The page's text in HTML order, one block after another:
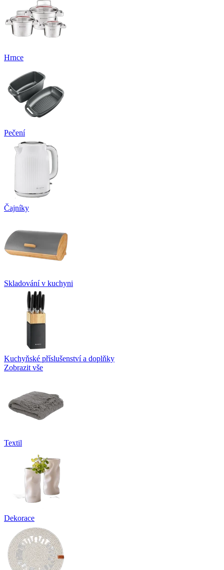
Hrnce
Pečení
Čajníky
Skladování v kuchyni
Kuchyňské příslušenství a doplňky
Zobrazit vše
Textil
Dekorace